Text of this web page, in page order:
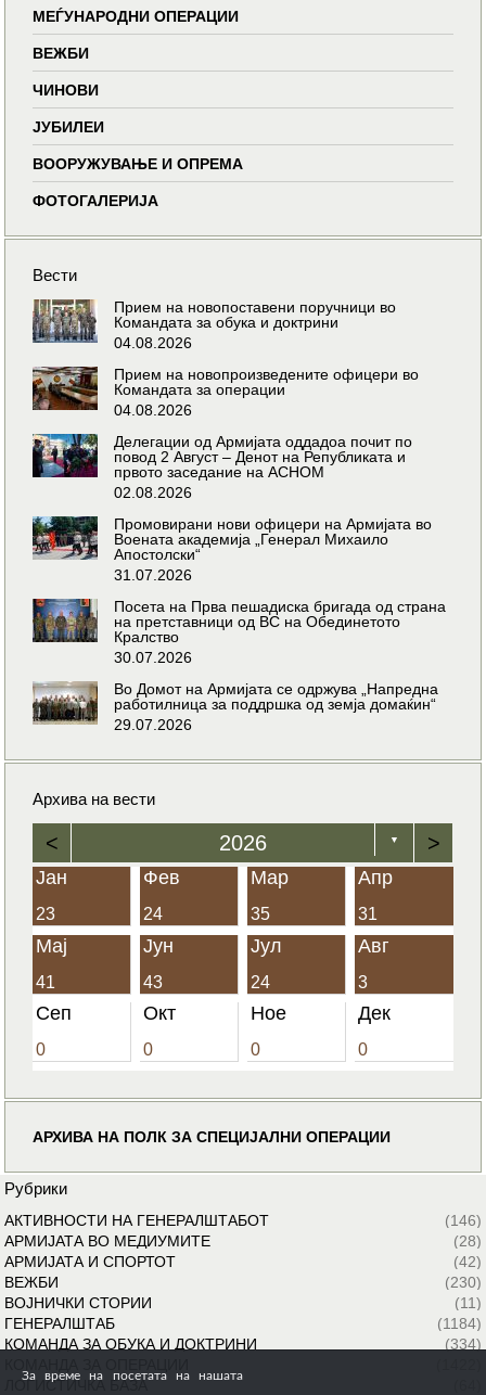
МЕЃУНАРОДНИ ОПЕРАЦИИ
ВЕЖБИ
ЧИНОВИ
ЈУБИЛЕИ
ВООРУЖУВАЊЕ И ОПРЕМА
ФОТОГАЛЕРИЈА
Вести
Прием на новопоставени поручници во
Командата за обука и доктрини
04.08.2026
Прием на новопроизведените офицери во
Командата за операции
04.08.2026
Делегации од Армијата оддадоа почит по
повод 2 Август – Денот на Републиката и
првото заседание на АСНОМ
02.08.2026
Промовирани нови офицери на Армијата во
Воената академија „Генерал Михаило
Апостолски“
31.07.2026
Посета на Прва пешадиска бригада од страна
на претставници од ВС на Обединетото
Кралство
30.07.2026
Во Домот на Армијата се одржува „Напредна
работилница за поддршка од земја домаќин“
29.07.2026
Архива на вести
< 2026 ▼ >
Јан
23
Фев
24
Мар
35
Апр
31
Мај
41
Јун
43
Јул
24
Авг
3
Сеп
0
Окт
0
Ное
0
Дек
0
АРХИВА НА ПОЛК ЗА СПЕЦИЈАЛНИ ОПЕРАЦИИ
Рубрики
АКТИВНОСТИ НА ГЕНЕРАЛШТАБОТ
(146)
АРМИЈАТА ВО МЕДИУМИТЕ
(28)
АРМИЈАТА И СПОРТОТ
(42)
ВЕЖБИ
(230)
ВОЈНИЧКИ СТОРИИ
(11)
ГЕНЕРАЛШТАБ
(1184)
КОМАНДА ЗА ОБУКА И ДОКТРИНИ
(334)
ЛОГИСТИЧКА БАЗА
За време на посетата на нашата